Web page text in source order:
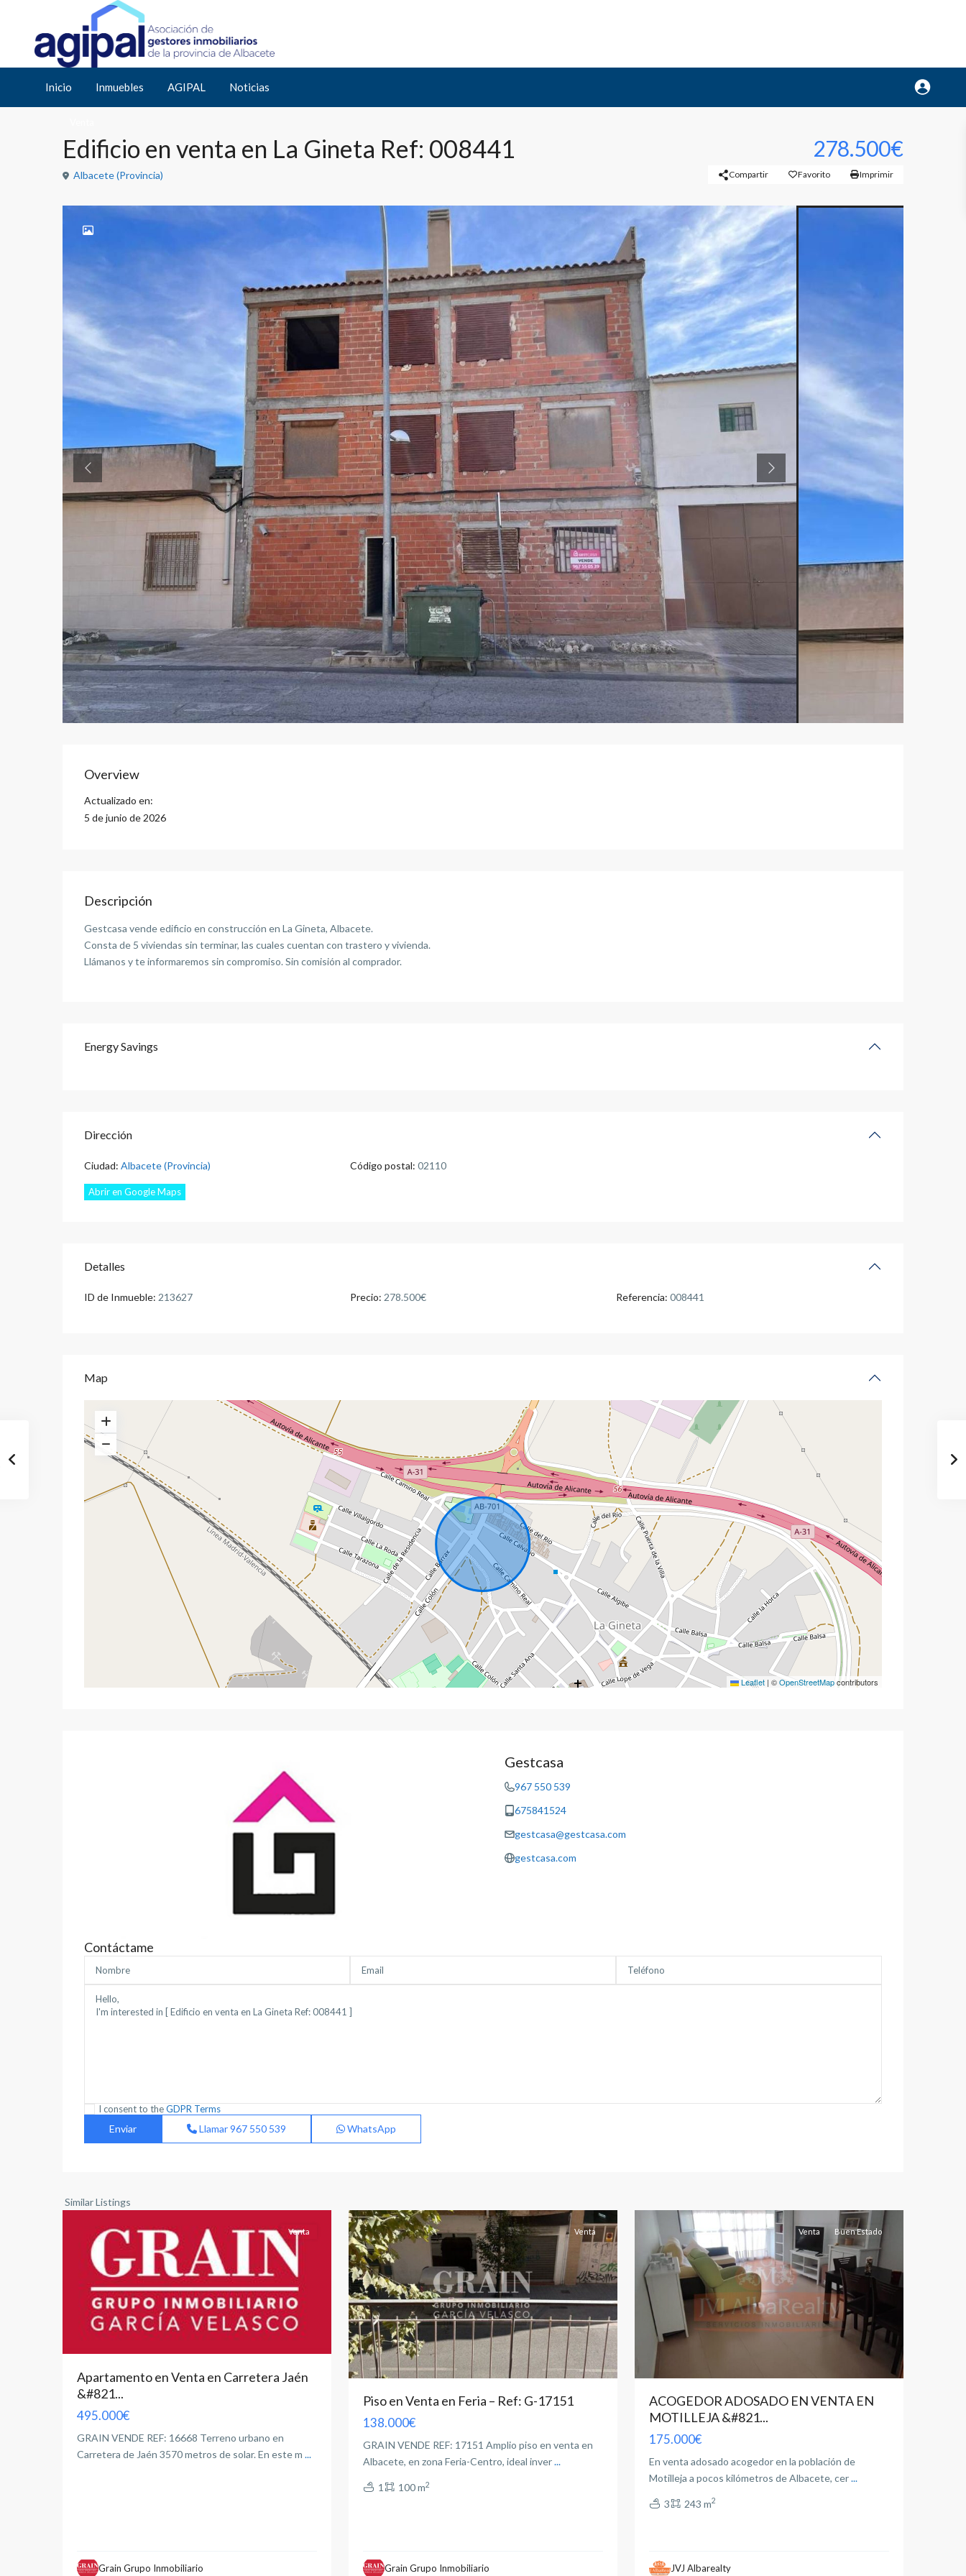
Inicio Inmuebles AGIPAL Noticias
Inicio Edificio en venta en La Gineta Ref: 008441
Edificio en venta en La Gineta Ref: 008441 278.500€
Albacete (Provincia) Compartir Favorito Imprimir
Previous Previous
Overview
Actualizado en:
5 de junio de 2026
Descripción
Gestcasa vende edificio en construcción en La Gineta, Albacete.
Consta de 5 viviendas sin terminar, las cuales cuentan con trastero y vivienda.
Llámanos y te informaremos sin compromiso. Sin comisión al comprador.
Energy Savings
Dirección
Ciudad: Albacete (Provincia) Código postal: 02110
Abrir en Google Maps
Detalles
ID de Inmueble: 213627 Precio: 278.500€ Referencia: 008441
Map
Leaflet | ©OpenStreetMapcontributors
Gestcasa
967 550 539
675841524
gestcasa@gestcasa.com
gestcasa.com
Contáctame
I consent to theGDPR Terms
Llamar967 550 539 WhatsApp
Similar Listings
Imaginalia,
Industria,
Albacete
capital
Venta
Apartamento en Venta en Carretera Jaén
&#821...
495.000€
GRAIN VENDE REF: 16668 Terreno urbano en
Carretera de Jaén 3570 metros de solar. En este m ...
Grain Grupo Inmobiliario
Imaginalia,
Industria
Albacete
Venta
Piso en Venta en Feria – Ref: G-17151
138.000€
GRAIN VENDE REF: 17151 Amplio piso en venta en
Albacete, en zona Feria-Centro, ideal inver...
1 100 m2
Grain Grupo Inmobiliario
Venta Buen Estado
ACOGEDOR ADOSADO EN VENTA EN
MOTILLEJA &#821...
175.000€
En venta adosado acogedor en la población de
Motilleja a pocos kilómetros de Albacete, cer...
3 243 m2
JVJ Albarealty